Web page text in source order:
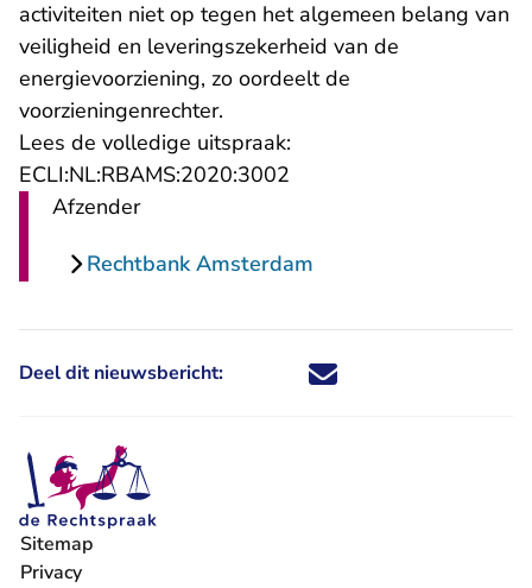
activiteiten niet op tegen het algemeen belang van
veiligheid en leveringszekerheid van de
energievoorziening, zo oordeelt de
voorzieningenrechter.
Lees de volledige uitspraak:
ECLI:NL:RBAMS:2020:3002
Afzender
Rechtbank Amsterdam
Deel dit nieuwsbericht: Deel dit nieuwsbericht via X -
Deel dit nieuwsbericht via
Deel dit nieuwsbericht
Deel dit
Sitemap
Privacy